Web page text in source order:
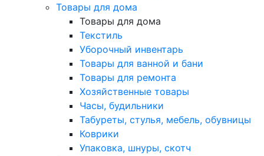
Товары для дома
Товары для дома
Текстиль
Уборочный инвентарь
Товары для ванной и бани
Товары для ремонта
Хозяйственные товары
Часы, будильники
Табуреты, стулья, мебель, обувницы
Коврики
Упаковка, шнуры, скотч